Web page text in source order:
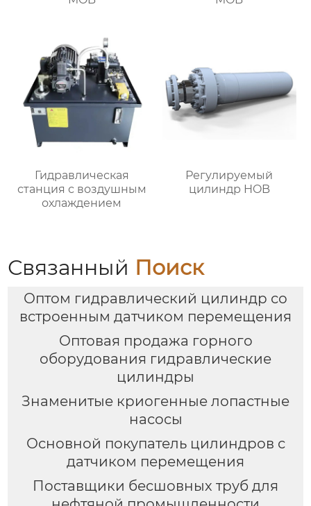
Гидравлическая
станция с воздушным
охлаждением
Регулируемый
цилиндр HOB
Связанный Поиск
Оптом гидравлический цилиндр со
встроенным датчиком перемещения
Оптовая продажа горного
оборудования гидравлические
цилиндры
Знаменитые криогенные лопастные
насосы
Основной покупатель цилиндров с
датчиком перемещения
Поставщики бесшовных труб для